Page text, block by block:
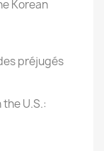
Korean
préjugés
U.S.: